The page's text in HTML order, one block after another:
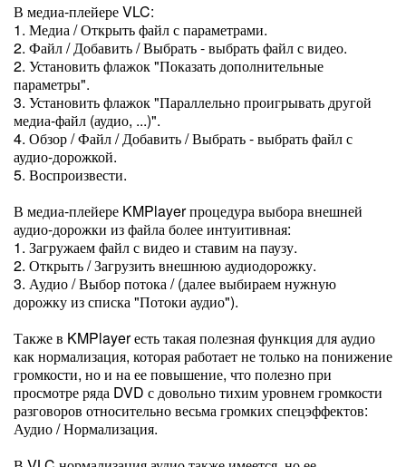
В медиа-плейере VLC:
1. Медиа / Открыть файл с параметрами.
2. Файл / Добавить / Выбрать - выбрать файл с видео.
2. Установить флажок "Показать дополнительные
параметры".
3. Установить флажок "Параллельно проигрывать другой
медиа-файл (аудио, ...)".
4. Обзор / Файл / Добавить / Выбрать - выбрать файл с
аудио-дорожкой.
5. Воспроизвести.
В медиа-плейере KMPlayer процедура выбора внешней
аудио-дорожки из файла более интуитивная:
1. Загружаем файл с видео и ставим на паузу.
2. Открыть / Загрузить внешнюю аудиодорожку.
3. Аудио / Выбор потока / (далее выбираем нужную
дорожку из списка "Потоки аудио").
Также в KMPlayer есть такая полезная функция для аудио
как нормализация, которая работает не только на понижение
громкости, но и на ее повышение, что полезно при
просмотре ряда DVD с довольно тихим уровнем громкости
разговоров относительно весьма громких спецэффектов:
Аудио / Нормализация.